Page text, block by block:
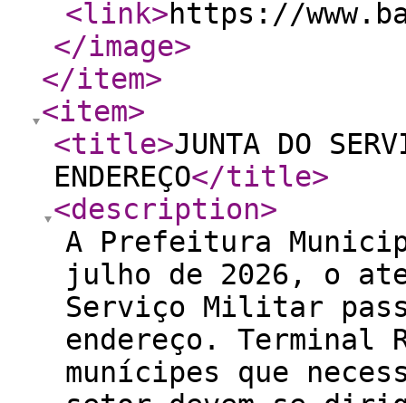
<link>https://
</image>
</item>
<item>
<title>JUNTA DO
ENDEREÇO</title>
<description>
A Prefeitura
julho de 2026, o
Serviço Militar
endereço. Terminal
munícipes que